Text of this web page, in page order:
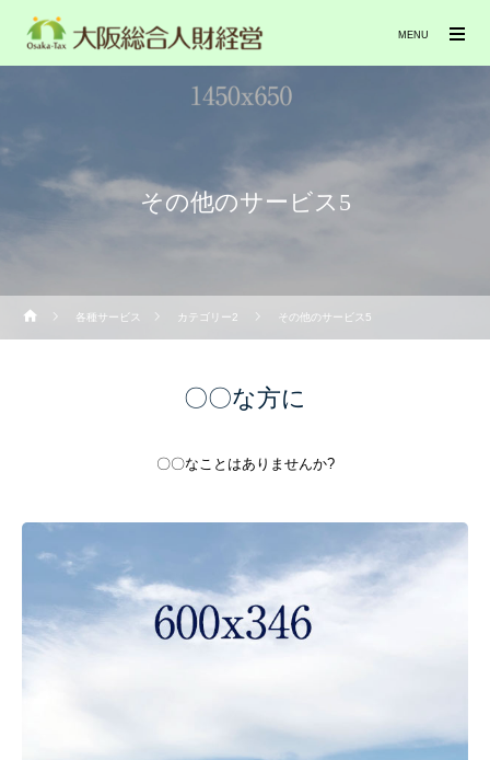
その他のサービス5
各種サービス カテゴリー2 その他のサービス5
〇〇な方に
〇〇なことはありませんか?
MENU